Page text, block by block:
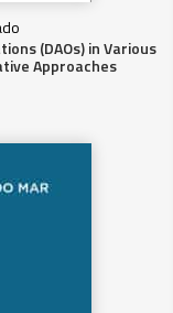
(DAOs) in Various
Approaches